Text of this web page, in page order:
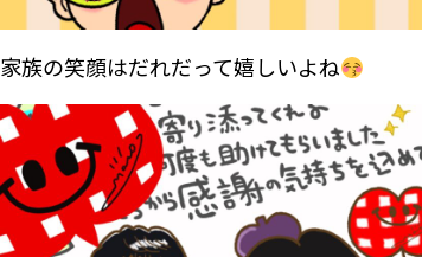
家族の笑顔はだれだって嬉しいよね